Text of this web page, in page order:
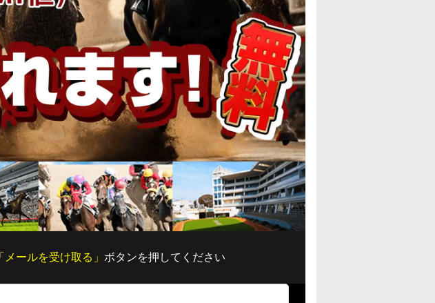
「メールを受け取る」 ボタンを押してください